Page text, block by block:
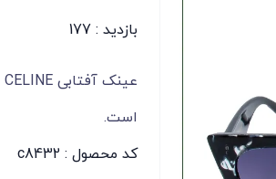
بازدید : 177
است.
کد محصول : c8432